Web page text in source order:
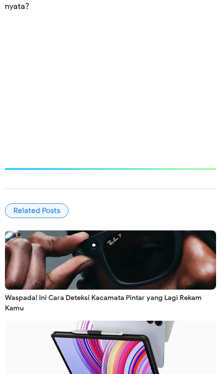
nyata?
Related Posts
Waspada! Ini Cara Deteksi Kacamata Pintar yang Lagi Rekam
Kamu